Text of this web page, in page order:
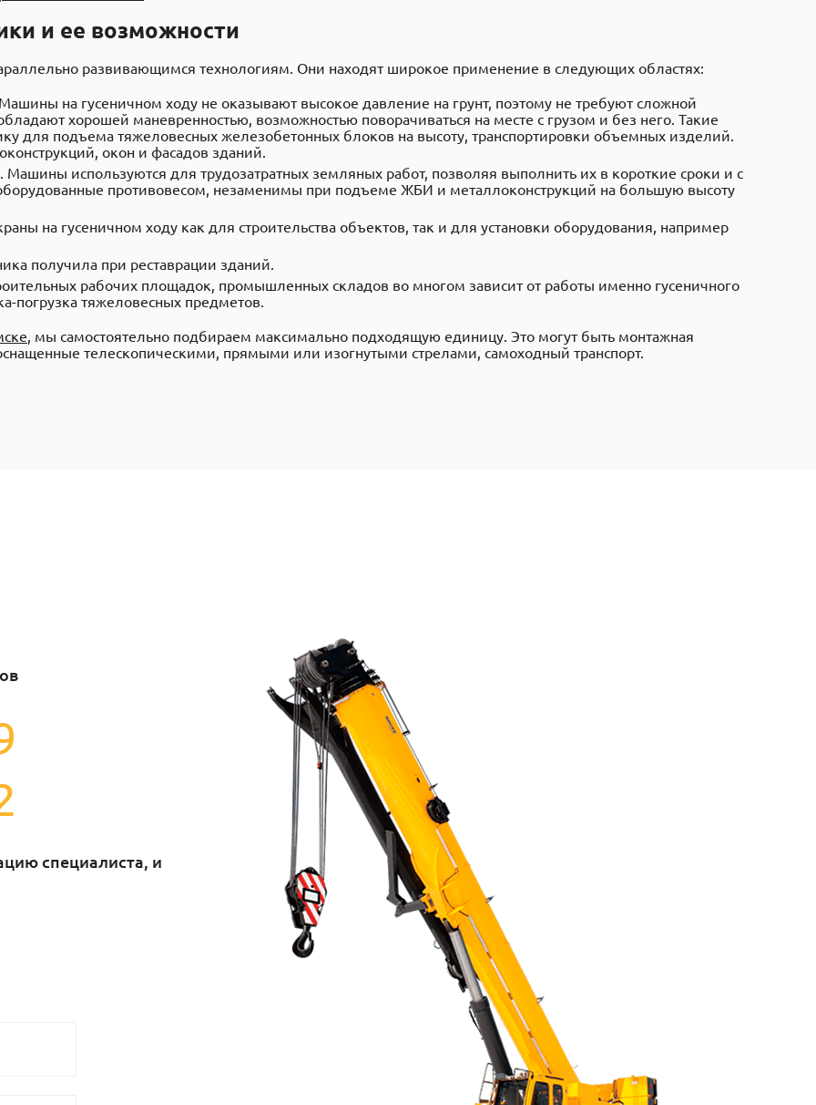
и ее возможности
развивающимся технологиям. Они находят широкое применение в следующих областях:
на гусеничном ходу не оказывают высокое давление на грунт, поэтому не требуют сложной
хорошей маневренностью, возможностью поворачиваться на месте с грузом и без него. Такие
для подъема тяжеловесных железобетонных блоков на высоту, транспортировки объемных изделий.
окон и фасадов зданий.
используются для трудозатратных земляных работ, позволяя выполнить их в короткие сроки и с
противовесом, незаменимы при подъеме ЖБИ и металлоконструкций на большую высоту
на гусеничном ходу как для строительства объектов, так и для установки оборудования, например
получила при реставрации зданий.
рабочих площадок, промышленных складов во многом зависит от работы именно гусеничного
погрузка тяжеловесных предметов.
, мы самостоятельно подбираем максимально подходящую единицу. Это могут быть монтажная
телескопическими, прямыми или изогнутыми стрелами, самоходный транспорт.
специалиста, и